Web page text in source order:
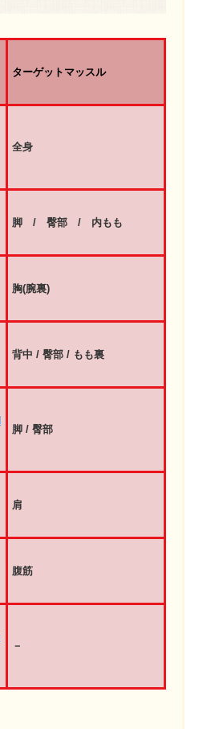
ターゲットマッスル
全身
脚 / 臀部 / 内もも
胸(腕裏)
背中 / 臀部 / もも裏
脚 / 臀部
肩
腹筋
－